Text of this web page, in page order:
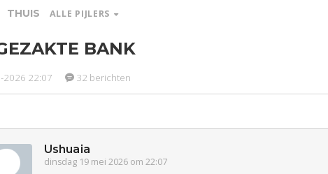
THUIS ALLE PIJLERS
Entertainment
Sport
BANK
2026 22:07 32 berichten
Ushuaia
dinsdag 19 mei 2026 om 22:07